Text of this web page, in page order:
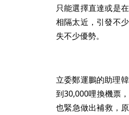
只能選擇直達或是
相隔太近，引發不
失不少優勢。
立委鄭運鵬的助理
到30,000哩換機票
也緊急做出補救，